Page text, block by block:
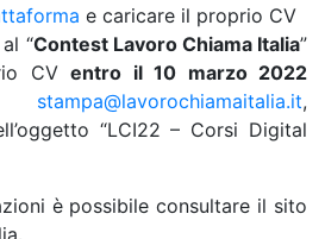
e caricare il proprio CV
“Contest Lavoro Chiama Italia”
CV entro il 10 marzo 2022
stampa@lavorochiamaitalia.it,
“LCI22 – Corsi Digital
è possibile consultare il sito